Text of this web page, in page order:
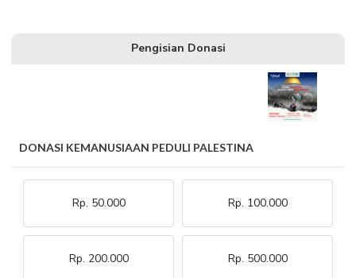
Pengisian Donasi
DONASI KEMANUSIAAN PEDULI PALESTINA
Rp. 50.000 Rp. 100.000
Rp. 200.000 Rp. 500.000